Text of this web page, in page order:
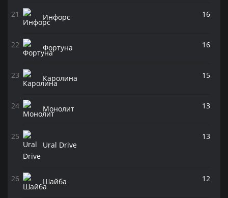
Инфорс 16
Фортуна 16
Каролина 15
Монолит 13
Ural Drive
13
Шайба 12